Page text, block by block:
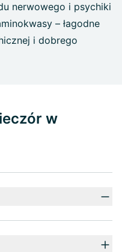
nerwowego i psychiki
– łagodne
i dobrego
w